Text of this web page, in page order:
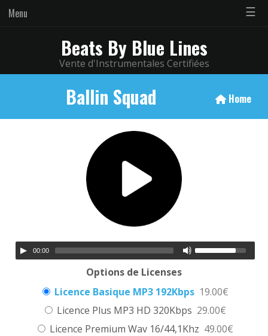
Menu ☰
Beats By Blue Lines
Vente d'Instrumentales Certifiées
Ballin Squad Home
00:00
Options de Licenses
Licence Basique MP3 192Kbps 19.00€
Licence Plus MP3 HD 320Kbps 29.00€
Licence Premium Wav 16/44,1Khz 49.00€